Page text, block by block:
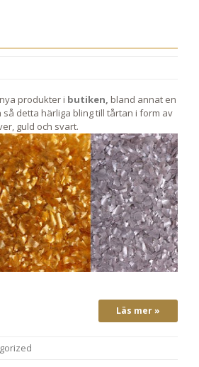
produkter i butiken, bland annat en
detta härliga bling till tårtan i form av
guld och svart.
Läs mer »